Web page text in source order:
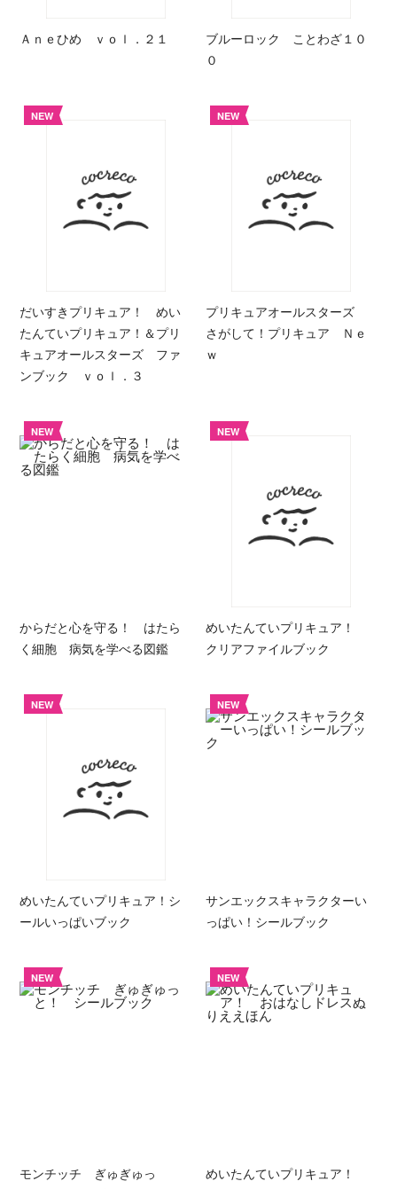
Ａｎｅひめ ｖｏｌ．２１
ブルーロック ことわざ１０
０
NEW
だいすきプリキュア！ めい
たんていプリキュア！＆プリ
キュアオールスターズ ファ
ンブック ｖｏｌ．３
NEW
プリキュアオールスターズ
さがして！プリキュア Ｎｅ
ｗ
NEW
からだと心を守る！ はたら
く細胞 病気を学べる図鑑
NEW
めいたんていプリキュア！
クリアファイルブック
NEW
めいたんていプリキュア！シ
ールいっぱいブック
NEW
サンエックスキャラクターい
っぱい！シールブック
NEW
モンチッチ ぎゅぎゅっ
NEW
めいたんていプリキュア！